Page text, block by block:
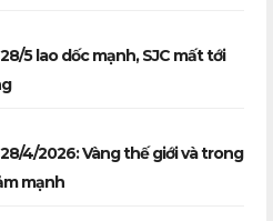
5 lao dốc mạnh, SJC mất tới
4/2026: Vàng thế giới và trong
mạnh